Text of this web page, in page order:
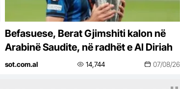
Befasuese, Berat Gjimshiti kalon në
Arabinë Saudite, në radhët e Al Diriah
sot.com.al 14,744 07/08/26